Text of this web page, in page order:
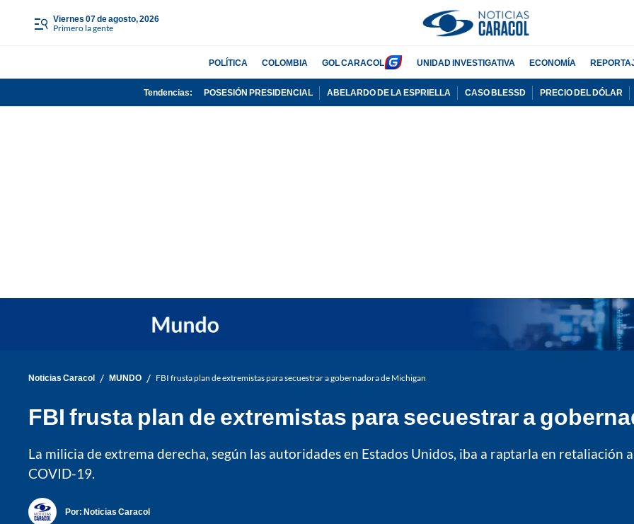
viernes 07 de agosto, 2026
Primero la gente
POLÍTICA COLOMBIA GOL CARACOL UNIDAD INVESTIGATIVA ECONOMÍA
Tendencias: POSESIÓN PRESIDENCIAL ABELARDO DE LA ESPRIELLA CASO BLESSD PRECIO DEL DÓLAR
Noticias Caracol / MUNDO / FBI frusta plan de extremistas para secuestrar a gobernadora de Michigan
FBI frusta plan de extremistas para secuestrar a
La milicia de extrema derecha, según las autoridades en Estados Unidos, iba a raptarla en retaliación
COVID-19.
Por: Noticias Caracol